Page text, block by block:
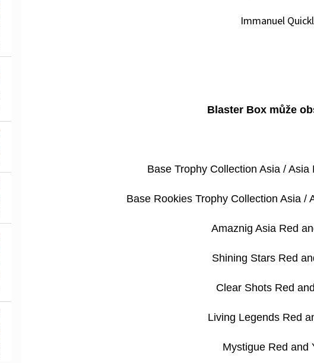
Immanuel
Blaster Box může
Base Trophy Collection Asia / Asia
Base Rookies Trophy Collection Asia /
Amaznig Asia Red
Shining Stars Red
Clear Shots Red
Living Legends Red
Mystigue Red and